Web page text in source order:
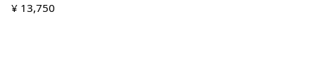
¥ 13,750